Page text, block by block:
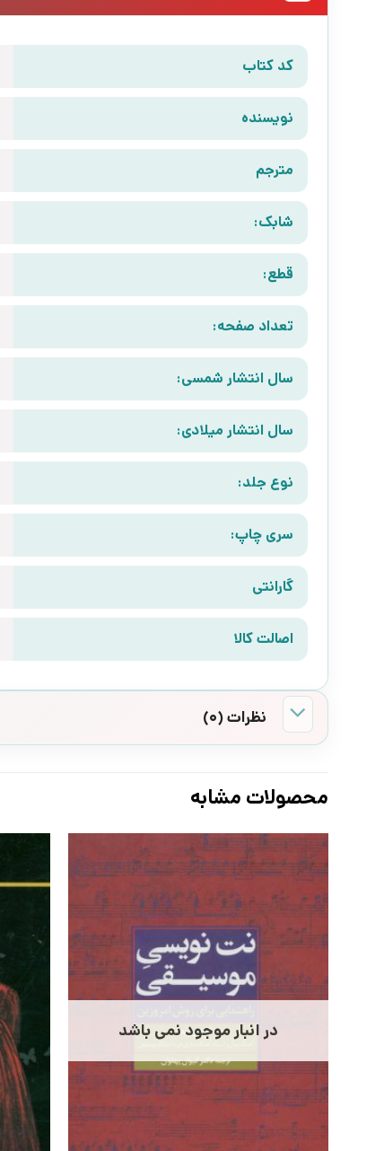
کد کتاب
نویسنده
مترجم
شابک:
قطع:
تعداد صفحه:
سال انتشار شمسی:
سال انتشار میلادی:
نوع جلد:
سری چاپ:
گارانتی
اصالت کالا
نظرات (0)
محصولات مشابه
در انبار موجود نمی باشد